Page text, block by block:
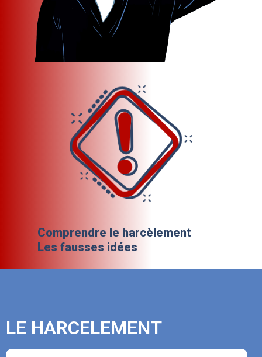
Comprendre le harcèlement
Les fausses idées
LE HARCELEMENT